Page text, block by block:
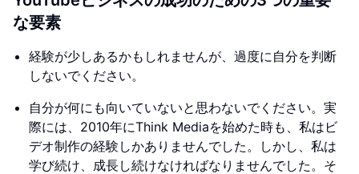
な要素
経験が少しあるかもしれませんが、過度に自分を判断
しないでください。
自分が何にも向いていないと思わないでください。実
際には、2010年にThink Mediaを始めた時も、私はビ
デオ制作の経験しかありませんでした。しかし、私は
学び続け、成長し続けなければなりませんでした。そ